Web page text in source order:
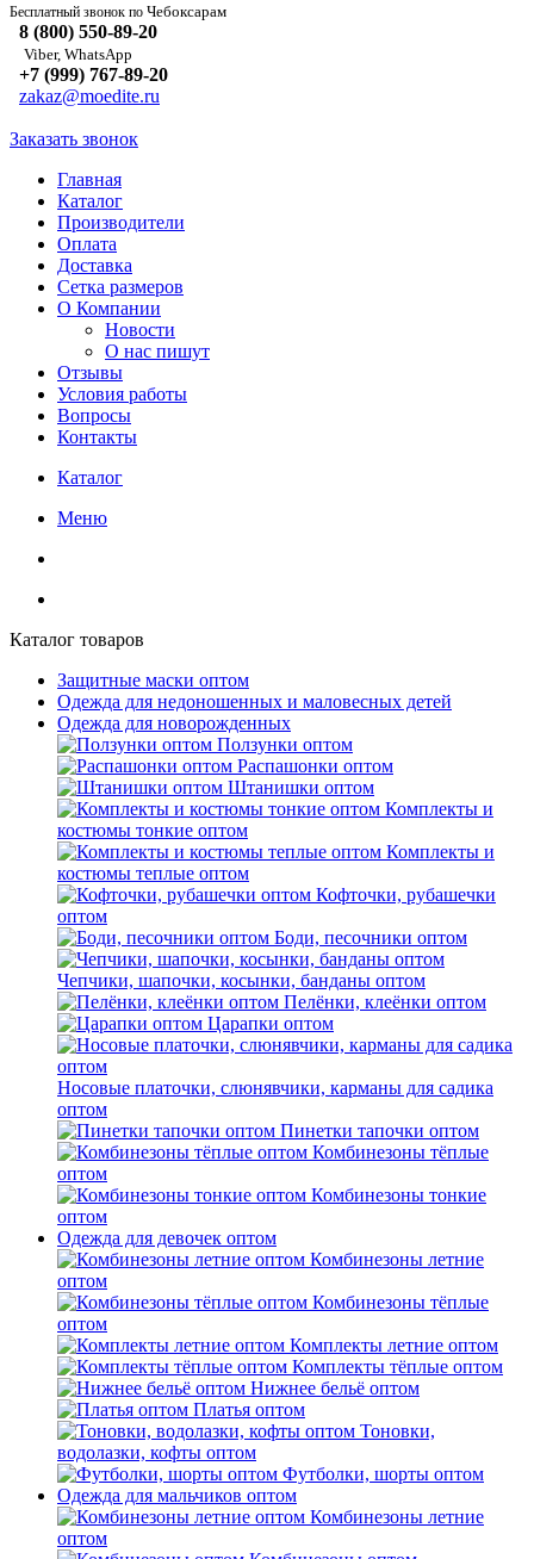
Бесплатный звонок по Чебоксарам
8 (800) 550-89-20
Viber, WhatsApp
+7 (999) 767-89-20
zakaz@moedite.ru
Заказать звонок
Главная
Каталог
Производители
Оплата
Доставка
Сетка размеров
О Компании
Новости
О нас пишут
Отзывы
Условия работы
Вопросы
Контакты
Каталог
Меню
Каталог товаров
Защитные маски оптом
Одежда для недоношенных и маловесных детей
Одежда для новорожденных
Ползунки оптом
Распашонки оптом
Штанишки оптом
Комплекты и
костюмы тонкие оптом
Комплекты и
костюмы теплые оптом
Кофточки, рубашечки
оптом
Боди, песочники оптом
Чепчики, шапочки, косынки, банданы оптом
Пелёнки, клеёнки оптом
Царапки оптом
Носовые платочки, слюнявчики, карманы для садика
оптом
Пинетки тапочки оптом
Комбинезоны тёплые
оптом
Комбинезоны тонкие
оптом
Одежда для девочек оптом
Комбинезоны летние
оптом
Комбинезоны тёплые
оптом
Комплекты летние оптом
Комплекты тёплые оптом
Нижнее бельё оптом
Платья оптом
Тоновки,
водолазки, кофты оптом
Футболки, шорты оптом
Одежда для мальчиков оптом
Комбинезоны летние
оптом